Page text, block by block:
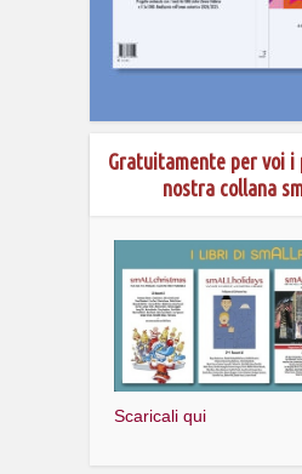
Gratuitamente per voi
nostra collana
Scaricali qui